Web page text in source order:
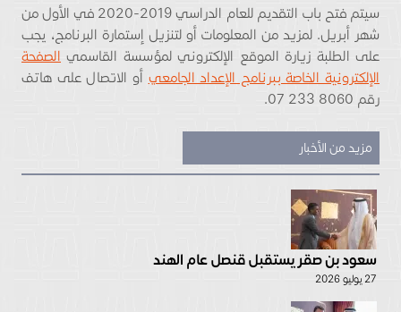
سيتم فتح باب التقديم للعام الدراسي 2019-2020 في الأول من
شهر أبريل. لمزيد من المعلومات أو لتنزيل إستمارة البرنامج، يجب
على الطلبة زيارة الموقع الإلكتروني لمؤسسة القاسمي الصفحة
الإلكترونية الخاصة ببرنامج الإعداد الجامعي أو الاتصال على هاتف
رقم 8060 233 07.
مزيد من الأخبار
سعود بن صقر يستقبل قنصل عام الهند
27 يوليو 2026